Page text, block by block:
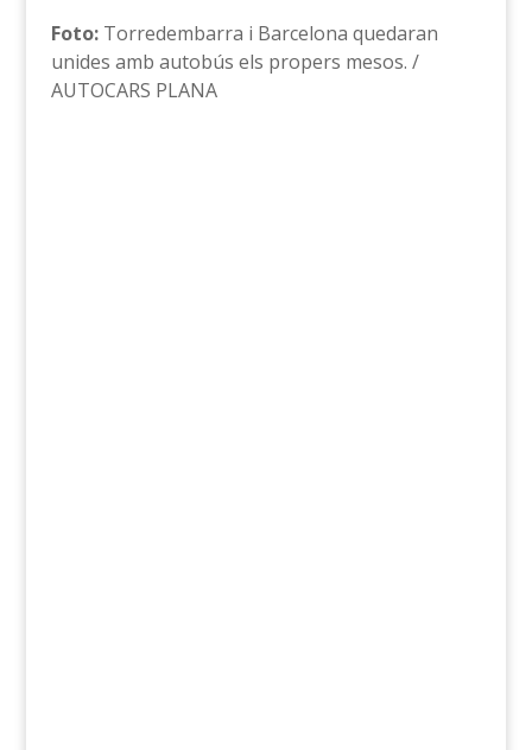
Foto:Torredembarra i Barcelona quedaran
unides amb autobús els propers mesos. /
AUTOCARS PLANA